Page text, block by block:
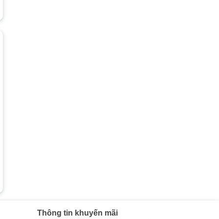
Thông tin khuyến mãi